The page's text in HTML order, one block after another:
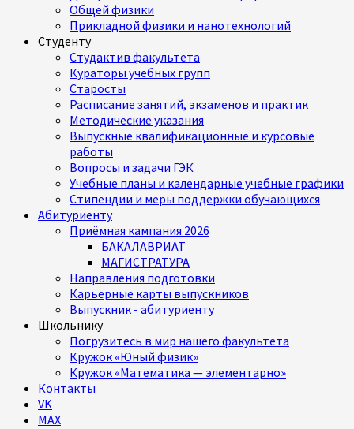
Общей физики
Прикладной физики и нанотехнологий
Студенту
Студактив факультета
Кураторы учебных групп
Старосты
Расписание занятий, экзаменов и практик
Методические указания
Выпускные квалификационные и курсовые
работы
Вопросы и задачи ГЭК
Учебные планы и календарные учебные графики
Стипендии и меры поддержки обучающихся
Абитуриенту
Приёмная кампания 2026
БАКАЛАВРИАТ
МАГИСТРАТУРА
Направления подготовки
Карьерные карты выпускников
Выпускник - абитуриенту
Школьнику
Погрузитесь в мир нашего факультета
Кружок «Юный физик»
Кружок «Математика — элементарно»
Контакты
VK
MAX